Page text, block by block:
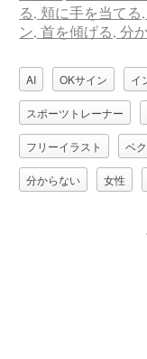
AI OKサイン イ
スポーツトレーナー
フリーイラスト ベ
分からない 女性